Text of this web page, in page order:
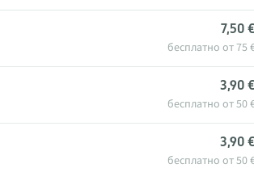
7,50 €
бесплатно от 75
3,90 €
бесплатно от 50
3,90 €
бесплатно от 50